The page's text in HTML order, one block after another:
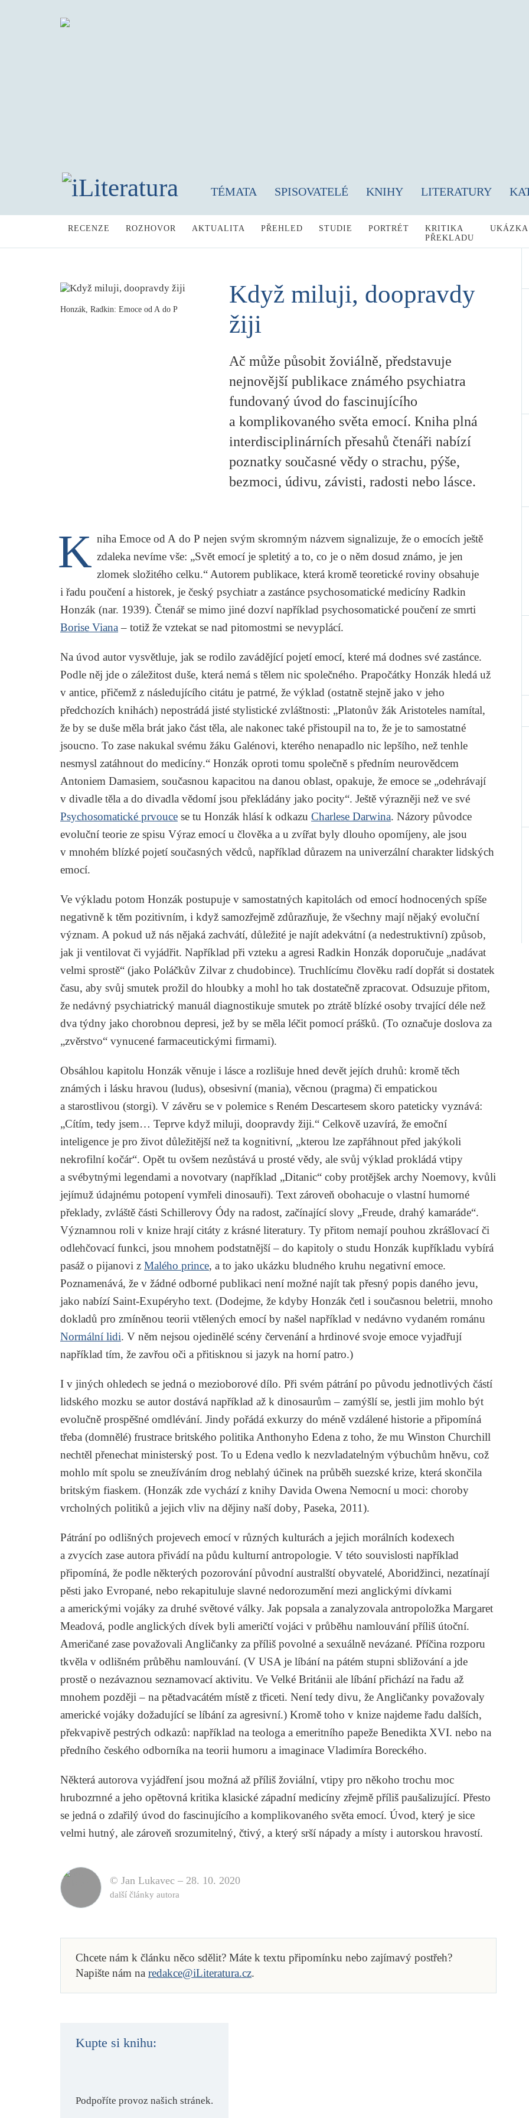
TÉMATA SPISOVATELÉ KNIHY LITERATURY
RECENZE ROZHOVOR AKTUALITA PŘEHLED STUDIE PORTRÉT
KRITIKA
PŘEKLADU
UKÁZKA
Honzák, Radkin: Emoce od A do P
Když miluji, doopravdy
žiji
Ač může působit žoviálně, představuje
nejnovější publikace známého psychiatra
fundovaný úvod do fascinujícího
a komplikovaného světa emocí. Kniha plná
interdisciplinárních přesahů čtenáři nabízí
poznatky současné vědy o strachu, pýše,
bezmoci, údivu, závisti, radosti nebo lásce.
K niha Emoce od A do P nejen svým skromným názvem signalizuje, že o emocích ještě
zdaleka nevíme vše: „Svět emocí je spletitý a to, co je o něm dosud známo, je jen
zlomek složitého celku.“ Autorem publikace, která kromě teoretické roviny obsahuje
i řadu poučení a historek, je český psychiatr a zastánce psychosomatické medicíny Radkin
Honzák (nar. 1939). Čtenář se mimo jiné dozví například psychosomatické poučení ze smrti
Borise Viana – totiž že vztekat se nad pitomostmi se nevyplácí.
Na úvod autor vysvětluje, jak se rodilo zavádějící pojetí emocí, které má dodnes své zastánce.
Podle něj jde o záležitost duše, která nemá s tělem nic společného. Prapočátky Honzák hledá už
v antice, přičemž z následujícího citátu je patrné, že výklad (ostatně stejně jako v jeho
předchozích knihách) nepostrádá jisté stylistické zvláštnosti: „Platonův žák Aristoteles namítal,
že by se duše měla brát jako část těla, ale nakonec také přistoupil na to, že je to samostatné
jsoucno. To zase nakukal svému žáku Galénovi, kterého nenapadlo nic lepšího, než tenhle
nesmysl zatáhnout do medicíny.“ Honzák oproti tomu společně s předním neurovědcem
Antoniem Damasiem, současnou kapacitou na danou oblast, opakuje, že emoce se „odehrávají
v divadle těla a do divadla vědomí jsou překládány jako pocity“. Ještě výrazněji než ve své
Psychosomatické prvouce se tu Honzák hlásí k odkazu Charlese Darwina. Názory původce
evoluční teorie ze spisu Výraz emocí u člověka a u zvířat byly dlouho opomíjeny, ale jsou
v mnohém blízké pojetí současných vědců, například důrazem na univerzální charakter lidských
emocí.
Ve výkladu potom Honzák postupuje v samostatných kapitolách od emocí hodnocených spíše
negativně k těm pozitivním, i když samozřejmě zdůrazňuje, že všechny mají nějaký evoluční
význam. A pokud už nás nějaká zachvátí, důležité je najít adekvátní (a nedestruktivní) způsob,
jak ji ventilovat či vyjádřit. Například při vzteku a agresi Radkin Honzák doporučuje „nadávat
velmi sprostě“ (jako Poláčkův Zilvar z chudobince). Truchlícímu člověku radí dopřát si dostatek
času, aby svůj smutek prožil do hloubky a mohl ho tak dostatečně zpracovat. Odsuzuje přitom,
že nedávný psychiatrický manuál diagnostikuje smutek po ztrátě blízké osoby trvající déle než
dva týdny jako chorobnou depresi, jež by se měla léčit pomocí prášků. (To označuje doslova za
„zvěrstvo“ vynucené farmaceutickými firmami).
Obsáhlou kapitolu Honzák věnuje i lásce a rozlišuje hned devět jejích druhů: kromě těch
známých i lásku hravou (ludus), obsesivní (mania), věcnou (pragma) či empatickou
a starostlivou (storgi). V závěru se v polemice s Reném Descartesem skoro pateticky vyznává:
„Cítím, tedy jsem… Teprve když miluji, doopravdy žiji.“ Celkově uzavírá, že emoční
inteligence je pro život důležitější než ta kognitivní, „kterou lze zapřáhnout před jakýkoli
nekrofilní kočár“. Opět tu ovšem nezůstává u prosté vědy, ale svůj výklad prokládá vtipy
a svébytnými legendami a novotvary (například „Ditanic“ coby protějšek archy Noemovy, kvůli
jejímuž údajnému potopení vymřeli dinosauři). Text zároveň obohacuje o vlastní humorné
překlady, zvláště části Schillerovy Ódy na radost, začínající slovy „Freude, drahý kamaráde“.
Významnou roli v knize hrají citáty z krásné literatury. Ty přitom nemají pouhou zkrášlovací či
odlehčovací funkci, jsou mnohem podstatnější – do kapitoly o studu Honzák kupříkladu vybírá
pasáž o pijanovi z Malého prince, a to jako ukázku bludného kruhu negativní emoce.
Poznamenává, že v žádné odborné publikaci není možné najít tak přesný popis daného jevu,
jako nabízí Saint-Exupéryho text. (Dodejme, že kdyby Honzák četl i současnou beletrii, mnoho
dokladů pro zmíněnou teorii vtělených emocí by našel například v nedávno vydaném románu
Normální lidi. V něm nejsou ojedinělé scény červenání a hrdinové svoje emoce vyjadřují
například tím, že zavřou oči a přitisknou si jazyk na horní patro.)
I v jiných ohledech se jedná o mezioborové dílo. Při svém pátrání po původu jednotlivých částí
lidského mozku se autor dostává například až k dinosaurům – zamýšlí se, jestli jim mohlo být
evolučně prospěšné omdlévání. Jindy pořádá exkurzy do méně vzdálené historie a připomíná
třeba (domnělé) frustrace britského politika Anthonyho Edena z toho, že mu Winston Churchill
nechtěl přenechat ministerský post. To u Edena vedlo k nezvladatelným výbuchům hněvu, což
mohlo mít spolu se zneužíváním drog neblahý účinek na průběh suezské krize, která skončila
britským fiaskem. (Honzák zde vychází z knihy Davida Owena Nemocní u moci: choroby
vrcholných politiků a jejich vliv na dějiny naší doby, Paseka, 2011).
Pátrání po odlišných projevech emocí v různých kulturách a jejich morálních kodexech
a zvycích zase autora přivádí na půdu kulturní antropologie. V této souvislosti například
připomíná, že podle některých pozorování původní australští obyvatelé, Aboridžinci, nezatínají
pěsti jako Evropané, nebo rekapituluje slavné nedorozumění mezi anglickými dívkami
a americkými vojáky za druhé světové války. Jak popsala a zanalyzovala antropoložka Margaret
Meadová, podle anglických dívek byli američtí vojáci v průběhu namlouvání příliš útoční.
Američané zase považovali Angličanky za příliš povolné a sexuálně nevázané. Příčina rozporu
tkvěla v odlišném průběhu namlouvání. (V USA je líbání na pátém stupni sbližování a jde
prostě o nezávaznou seznamovací aktivitu. Ve Velké Británii ale líbání přichází na řadu až
mnohem později – na pětadvacátém místě z třiceti. Není tedy divu, že Angličanky považovaly
americké vojáky dožadující se líbání za agresivní.) Kromě toho v knize najdeme řadu dalších,
překvapivě pestrých odkazů: například na teologa a emeritního papeže Benedikta XVI. nebo na
předního českého odborníka na teorii humoru a imaginace Vladimíra Boreckého.
Některá autorova vyjádření jsou možná až příliš žoviální, vtipy pro někoho trochu moc
hrubozrnné a jeho opětovná kritika klasické západní medicíny zřejmě příliš paušalizující. Přesto
se jedná o zdařilý úvod do fascinujícího a komplikovaného světa emocí. Úvod, který je sice
velmi hutný, ale zároveň srozumitelný, čtivý, a který srší nápady a místy i autorskou hravostí.
© Jan Lukavec – 28. 10. 2020
další články autora
Chcete nám k článku něco sdělit? Máte k textu připomínku nebo zajímavý postřeh?
Napište nám na redakce@iLiteratura.cz.
Kupte si knihu:
Podpoříte provoz našich stránek.